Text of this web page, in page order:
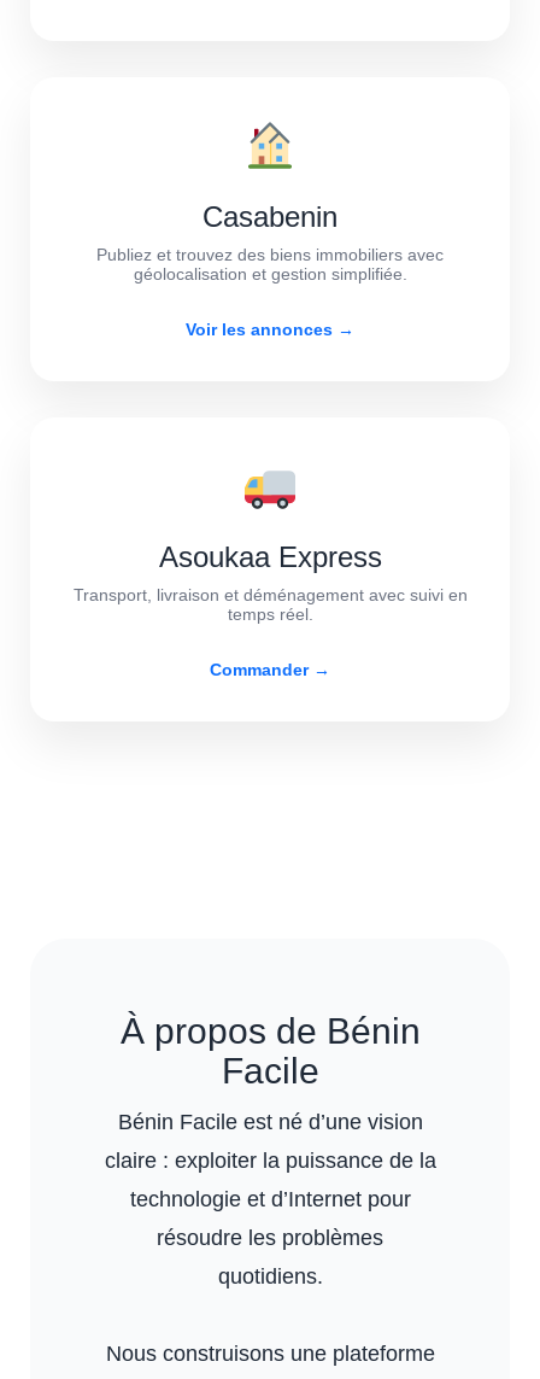
Casabenin
Publiez et trouvez des biens immobiliers avec
géolocalisation et gestion simplifiée.
Voir les annonces →
Asoukaa Express
Transport, livraison et déménagement avec suivi en
temps réel.
Commander →
À propos de Bénin
Facile
Bénin Facile est né d’une vision
claire : exploiter la puissance de la
technologie et d’Internet pour
résoudre les problèmes
quotidiens.
Nous construisons une plateforme